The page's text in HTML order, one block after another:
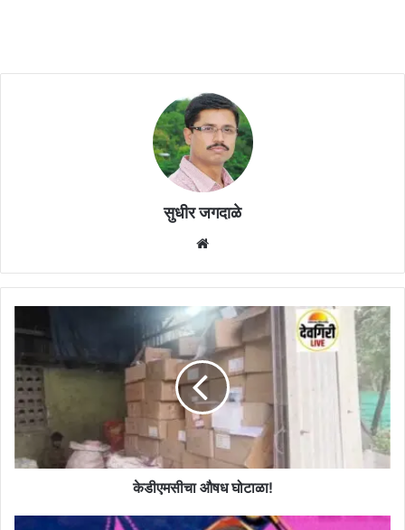
सुधीर जगदाळे
औषध
घोटाळा!
केडीएमसीचा औषध घोटाळा!